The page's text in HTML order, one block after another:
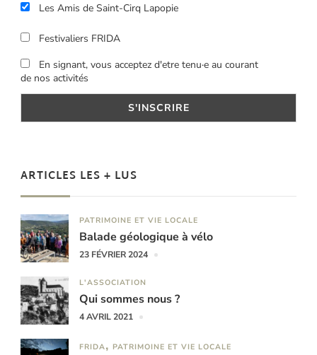
Les Amis de Saint-Cirq Lapopie
Festivaliers FRIDA
En signant, vous acceptez d'etre tenu·e au courant
de nos activités
ARTICLES LES + LUS
PATRIMOINE ET VIE LOCALE
Balade géologique à vélo
23 FÉVRIER 2024
L'ASSOCIATION
Qui sommes nous ?
4 AVRIL 2021
FRIDA PATRIMOINE ET VIE LOCALE